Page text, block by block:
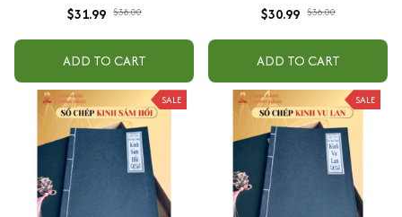
in mờ Tuệ Anh (Tặng Hộp
$31.99 $38.00
ADD TO CART
(Tặng kèm Hộp đựng Kinh)
$30.99 $36.00
ADD TO CART
SALE SALE